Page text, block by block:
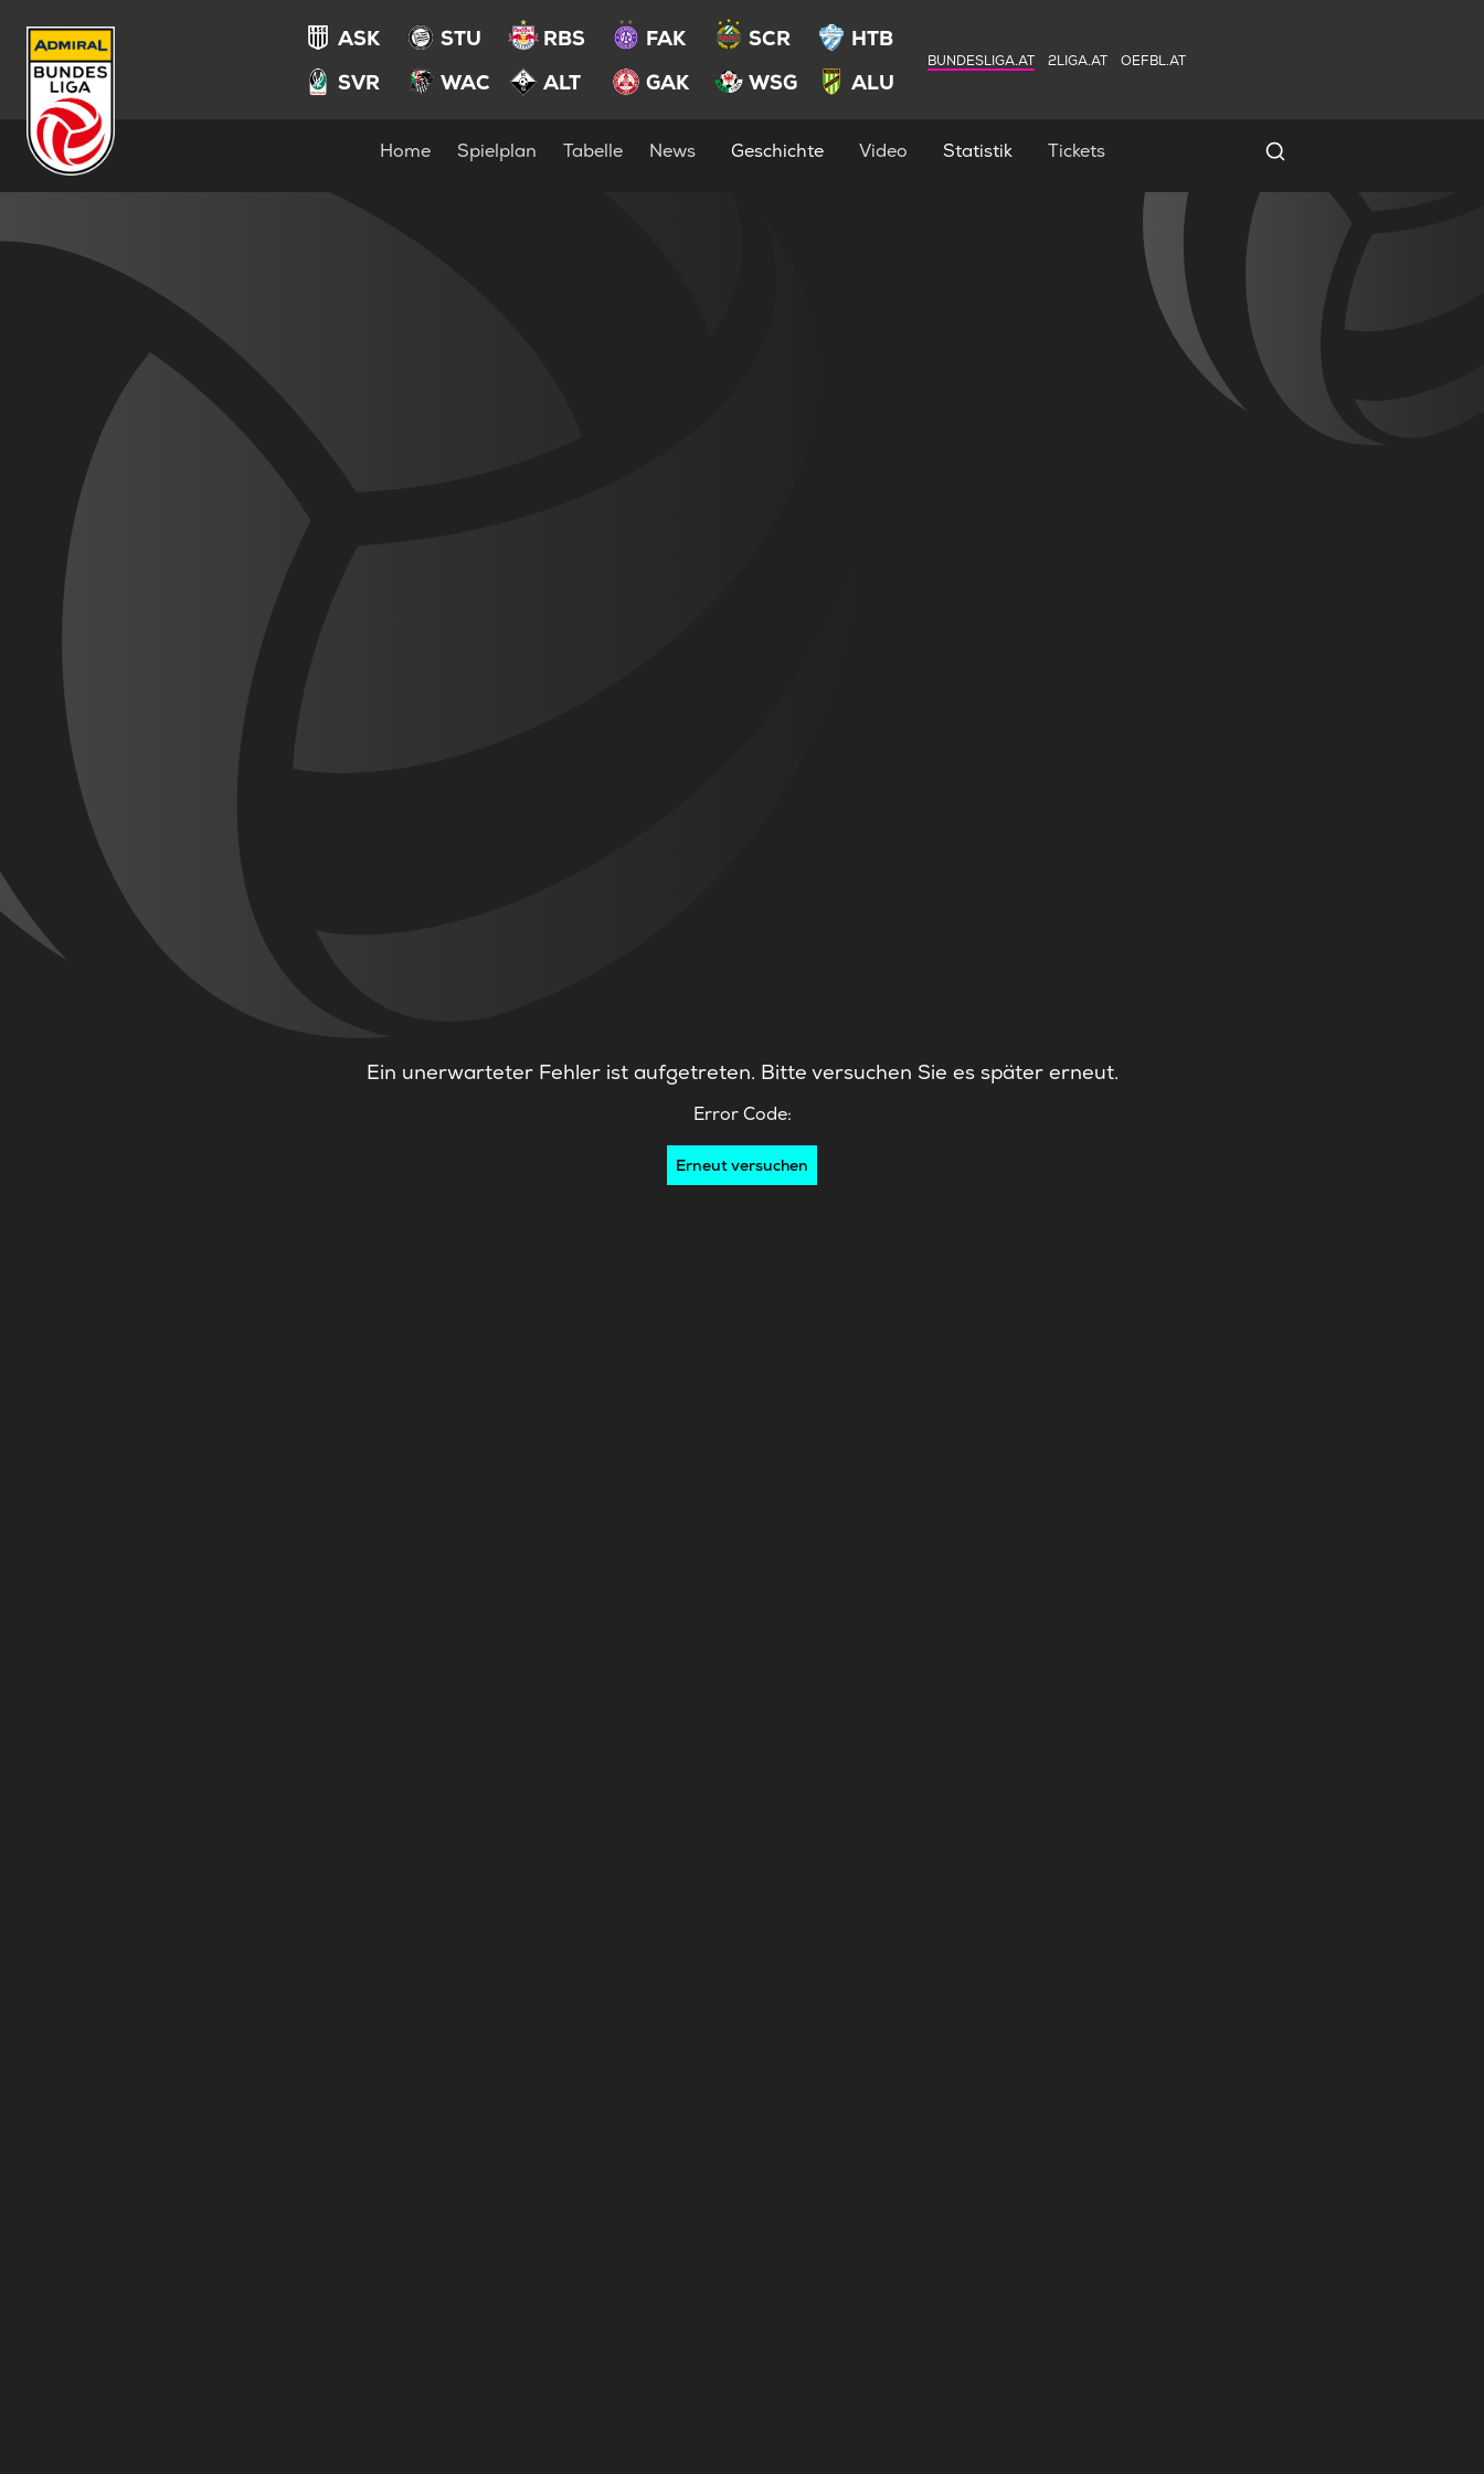
ASK STU RBS FAK SCR
HTB
SVR
WAC ALT GAK WSG ALU
BUNDESLIGA.AT 2LIGA.AT OEFBL.AT
Home Spielplan Tabelle News Geschichte Video Statistik Tickets Spielersuche
Ein unerwarteter Fehler ist aufgetreten. Bitte versuchen Sie es später erneut.
Error Code:
Erneut versuchen